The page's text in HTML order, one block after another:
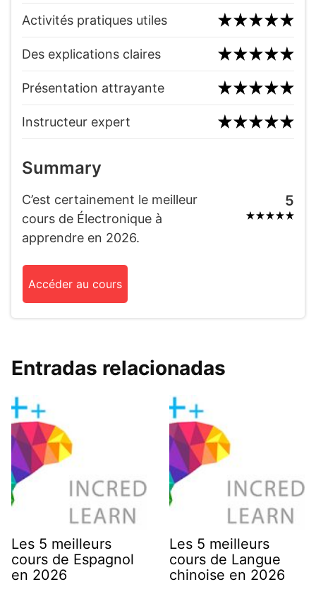
Activités pratiques utiles
Des explications claires
Présentation attrayante
Instructeur expert
Summary
C’est certainement le meilleur
cours de Électronique à
apprendre en 2026.
5
Accéder au cours
Entradas relacionadas
Les 5 meilleurs
cours de Espagnol
en 2026
Les 5 meilleurs
cours de Langue
chinoise en 2026